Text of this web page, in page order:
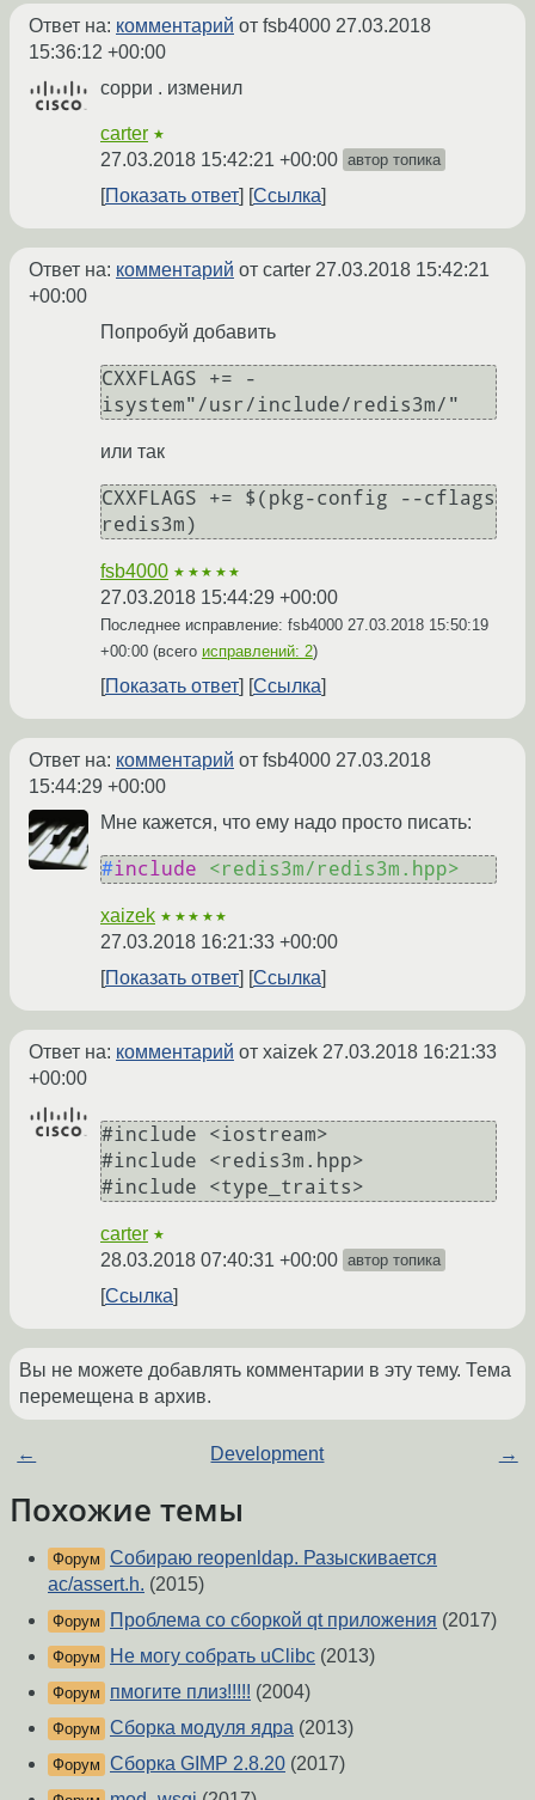
Ответ на: комментарий от fsb4000 27.03.2018
15:36:12 +00:00
сорри . изменил
carter ★
27.03.2018 15:42:21 +00:00 автор топика
Показать ответ Ссылка
Ответ на: комментарий от carter 27.03.2018 15:42:21
+00:00
Попробуй добавить
CXXFLAGS += -
или так
CXXFLAGS += $(pkg-config --cflags
fsb4000 ★★★★★
27.03.2018 15:44:29 +00:00
Последнее исправление: fsb4000 27.03.2018 15:50:19
+00:00 (всего исправлений: 2)
Показать ответ Ссылка
Ответ на: комментарий от fsb4000 27.03.2018
15:44:29 +00:00
Мне кажется, что ему надо просто писать:
#include <redis3m/redis3m.hpp>
xaizek ★★★★★
27.03.2018 16:21:33 +00:00
Показать ответ
Ссылка
Ответ на: комментарий от xaizek 27.03.2018 16:21:33
+00:00
#include <iostream>
#include <redis3m.hpp>
carter ★
28.03.2018 07:40:31 +00:00 автор топика
Ссылка
Вы не можете добавлять комментарии в эту тему. Тема
перемещена в архив.
← Development →
Похожие темы
Форум Собираю reopenldap. Разыскивается
ac/assert.h. (2015)
Форум Проблема со сборкой qt приложения (2017)
Форум Не могу собрать uClibc (2013)
Форум пмогите плиз!!!!! (2004)
Форум Сборка модуля ядра (2013)
Форум Сборка GIMP 2.8.20 (2017)